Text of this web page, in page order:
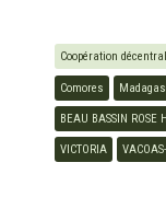
Coopération
Comores
BEAU BASSIN ROSE
VICTORIA